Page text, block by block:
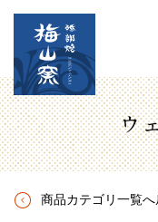
ウ
商品カテゴリ一覧へ